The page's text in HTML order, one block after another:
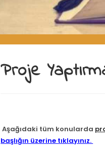
Proje
Aşağıdaki tüm konularda
başlığın üzerine tıklayınız.